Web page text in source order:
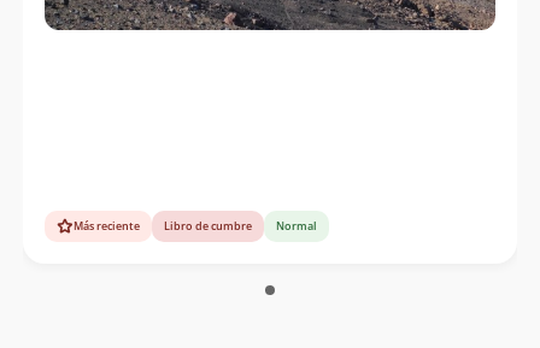
Más reciente Libro de cumbre Normal